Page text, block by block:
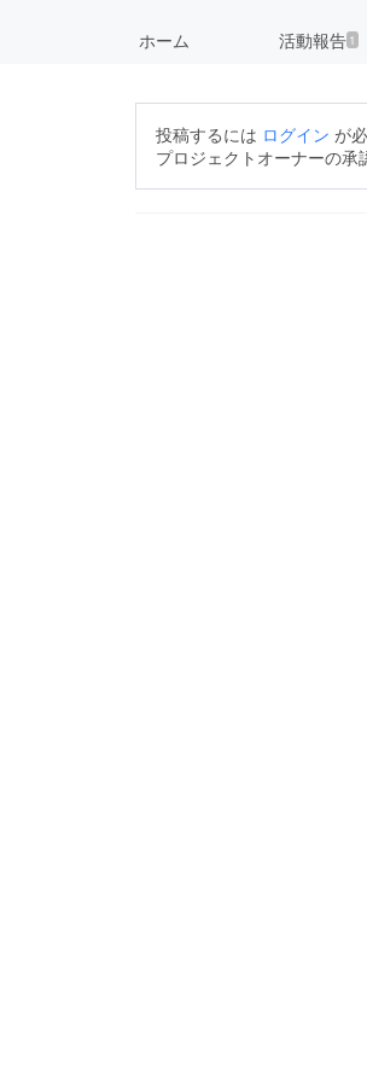
ホーム 活動報告 1
投稿するには ログイン が
プロジェクトオーナーの承